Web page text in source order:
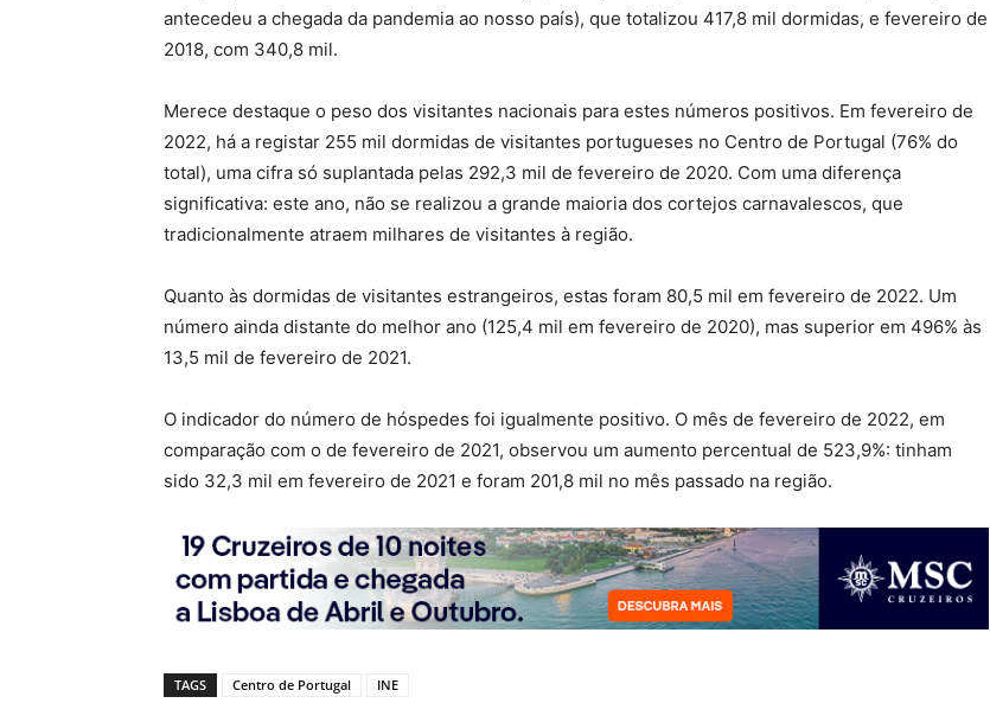
antecedeu a chegada da pandemia ao nosso país), que totalizou 417,8 mil dormidas, e fevereiro de
2018, com 340,8 mil.
Merece destaque o peso dos visitantes nacionais para estes números positivos. Em fevereiro de
2022, há a registar 255 mil dormidas de visitantes portugueses no Centro de Portugal (76% do
total), uma cifra só suplantada pelas 292,3 mil de fevereiro de 2020. Com uma diferença
significativa: este ano, não se realizou a grande maioria dos cortejos carnavalescos, que
tradicionalmente atraem milhares de visitantes à região.
Quanto às dormidas de visitantes estrangeiros, estas foram 80,5 mil em fevereiro de 2022. Um
número ainda distante do melhor ano (125,4 mil em fevereiro de 2020), mas superior em 496% às
13,5 mil de fevereiro de 2021.
O indicador do número de hóspedes foi igualmente positivo. O mês de fevereiro de 2022, em
comparação com o de fevereiro de 2021, observou um aumento percentual de 523,9%: tinham
sido 32,3 mil em fevereiro de 2021 e foram 201,8 mil no mês passado na região.
TAGS Centro de Portugal INE